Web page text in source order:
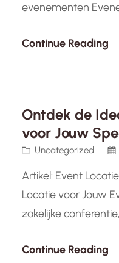
evenementen
wereld. Of het nu
of festivals, het
creativiteit. Dit is
kan zijn.
gespecialiseerd in…
Continue Reading
Ontdek de
voor Jouw
Uncategorized
Artikel: Event
Locatie voor Jouw
zakelijke
de locatie speelt
Continue Reading